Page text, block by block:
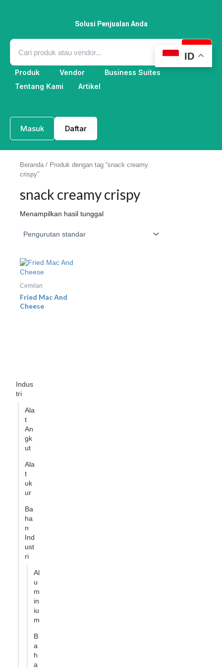
Solusi Penjualan Anda
Produk Vendor
Business Suites
Tentang Kami
Artikel
Masuk Daftar
Indus
tri
Ala
t
An
gk
ut
Ala
t
uk
ur
Ba
ha
n
Ind
ust
ri
Al
u
m
in
iu
m
B
a
h
a
Beranda / Produk dengan tag “snack creamy
crispy”
snack creamy crispy
Menampilkan hasil tunggal
Cemilan
Fried Mac And
Cheese
ID